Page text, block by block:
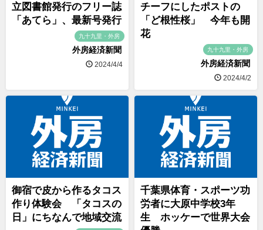
立図書館発行のフリー誌
「あてら」、最新号発行
九十九里・外房
外房経済新聞
2024/4/4
チーフにしたポストの
「ど根性桜」 今年も開
花
九十九里・外房
外房経済新聞
2024/4/2
御宿で皮から作るタコス
作り体験会 「タコスの
日」にちなんで地域交流
千葉県体育・スポーツ功
労者に大原中学校3年
生 ホッケーで世界大会